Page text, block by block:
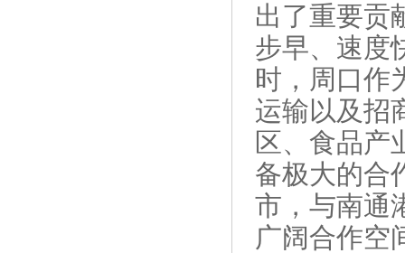
出了重要贡
步早、速度
时，周口作
运输以及招
区、食品产
备极大的合
市，与南通
广阔合作空